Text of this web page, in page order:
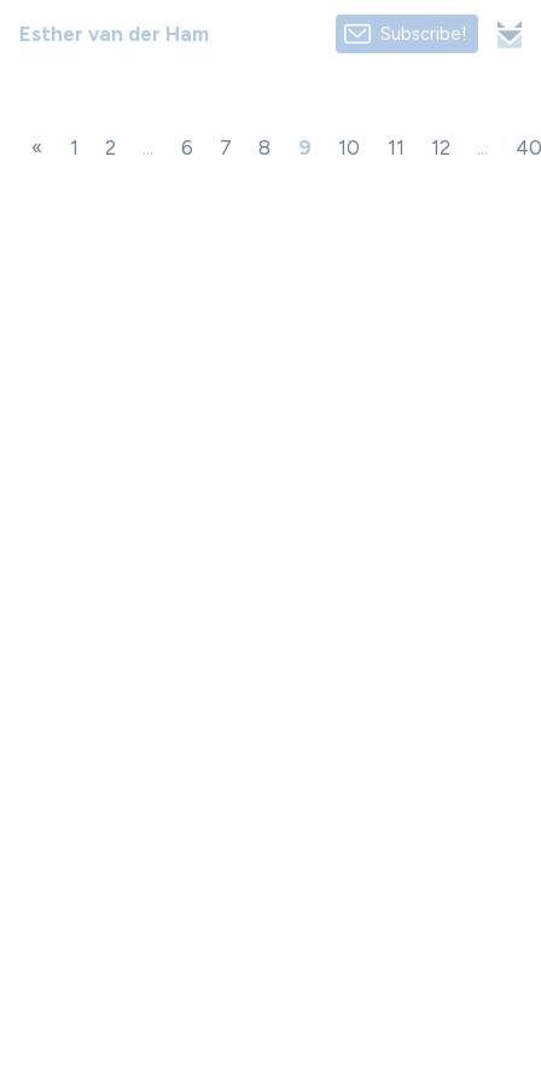
Esther van der Ham Subscribe!
« 1 2 ... 6 7 8 9 10 11 12 ... 40